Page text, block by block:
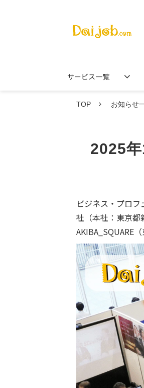
サービス一覧
TOP お知らせ
2025
ビジネス・プロ
社（本社：東京
AKIBA_SQUARE